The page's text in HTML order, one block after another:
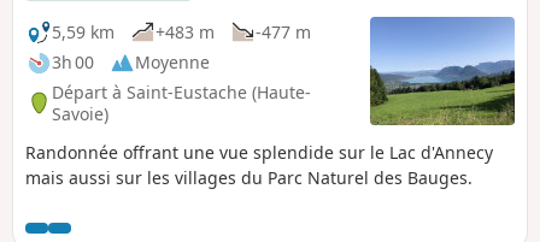
5,59 km
+483 m
-477 m
3h 00
Moyenne
Départ à Saint-Eustache (Haute-
Savoie)
Randonnée offrant une vue splendide sur le Lac d'Annecy
mais aussi sur les villages du Parc Naturel des Bauges.